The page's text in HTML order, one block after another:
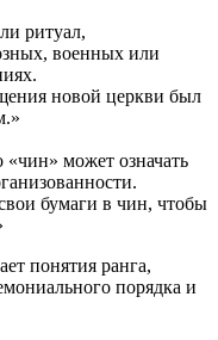
ритуал,
военных или
новой церкви был
«чин» может означать
бумаги в чин, чтобы
понятия ранга,
порядка и